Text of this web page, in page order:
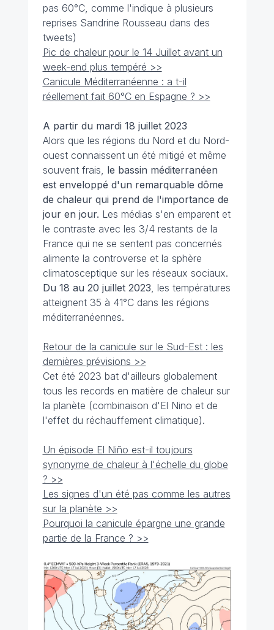
pas 60°C, comme l'indique à plusieurs
reprises Sandrine Rousseau dans des
tweets)
Pic de chaleur pour le 14 Juillet avant un
week-end plus tempéré >>
Canicule Méditerranéenne : a t-il
réellement fait 60°C en Espagne ? >>
A partir du mardi 18 juillet 2023
Alors que les régions du Nord et du Nord-
ouest connaissent un été mitigé et même
souvent frais, le bassin méditerranéen
est enveloppé d'un remarquable dôme
de chaleur qui prend de l'importance de
jour en jour. Les médias s'en emparent et
le contraste avec les 3/4 restants de la
France qui ne se sentent pas concernés
alimente la controverse et la sphère
climatosceptique sur les réseaux sociaux.
Du 18 au 20 juillet 2023 , les températures
atteignent 35 à 41°C dans les régions
méditerranéennes.
Retour de la canicule sur le Sud-Est : les
dernières prévisions >>
Cet été 2023 bat d'ailleurs globalement
tous les records en matière de chaleur sur
la planète (combinaison d'El Nino et de
l'effet du réchauffement climatique).
Un épisode El Niño est-il toujours
synonyme de chaleur à l'échelle du globe
? >>
Les signes d'un été pas comme les autres
sur la planète >>
Pourquoi la canicule épargne une grande
partie de la France ? >>